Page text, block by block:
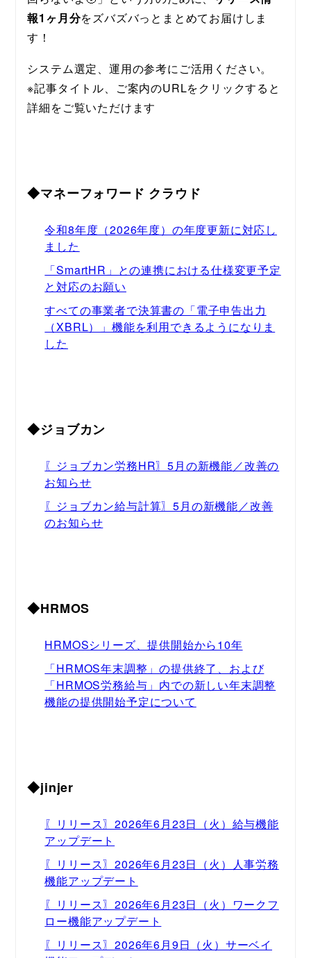
報1ヶ月分をズバズバっとまとめてお届けしま
す！
システム選定、運用の参考にご活用ください。
※記事タイトル、ご案内のURLをクリックすると
詳細をご覧いただけます
◆マネーフォワード クラウド
令和8年度（2026年度）の年度更新に対応し
ました
「SmartHR」との連携における仕様変更予定
と対応のお願い
すべての事業者で決算書の「電子申告出力
（XBRL）」機能を利用できるようになりま
した
◆ジョブカン
〖ジョブカン労務HR〗5月の新機能／改善の
お知らせ
〖ジョブカン給与計算〗5月の新機能／改善
のお知らせ
◆HRMOS
HRMOSシリーズ、提供開始から10年
「HRMOS年末調整」の提供終了、および
「HRMOS労務給与」内での新しい年末調整
機能の提供開始予定について
◆jinjer
〖リリース〗2026年6月23日（火）給与機能
アップデート
〖リリース〗2026年6月23日（火）人事労務
機能アップデート
〖リリース〗2026年6月23日（火）ワークフ
ロー機能アップデート
〖リリース〗2026年6月9日（火）サーベイ